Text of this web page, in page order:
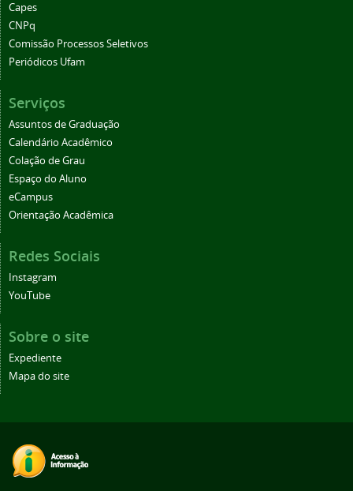
Capes
CNPq
Comissão Processos Seletivos
Periódicos Ufam
Serviços
Assuntos de Graduação
Calendário Acadêmico
Colação de Grau
Espaço do Aluno
eCampus
Orientação Acadêmica
Redes Sociais
Instagram
YouTube
Sobre o site
Expediente
Mapa do site